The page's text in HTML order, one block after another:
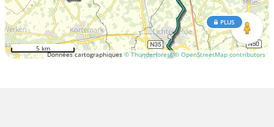
Données cartographiques© Thunderforest © OpenStreetMap contributors
PLUS
5 km